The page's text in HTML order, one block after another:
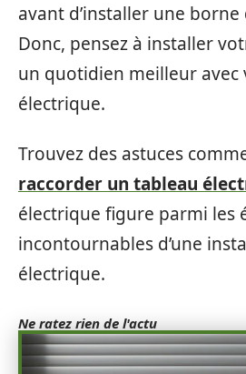
avant d’installer une
Donc, pensez à installer
un quotidien meilleur avec
électrique.
Trouvez des astuces
raccorder un tableau
électrique figure parmi les
incontournables d’une
électrique.
Ne ratez rien de l'actu